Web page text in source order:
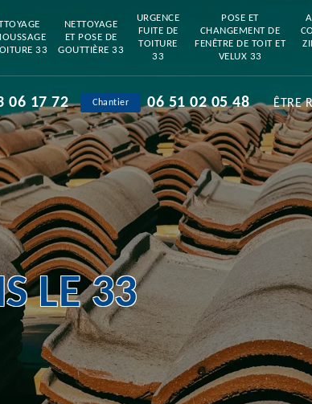
33
NETTOYAGE
ET POSE DE
GOUTTIÈRE 33
URGENCE
FUITE DE
TOITURE
33
POSE ET
CHANGEMENT DE
FENÊTRE DE TOIT ET
VELUX 33
06 17 72 Chantier 06 51 02 05 48 ÊTRE
LE 33